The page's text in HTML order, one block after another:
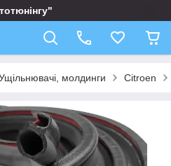
молдинги Citroen